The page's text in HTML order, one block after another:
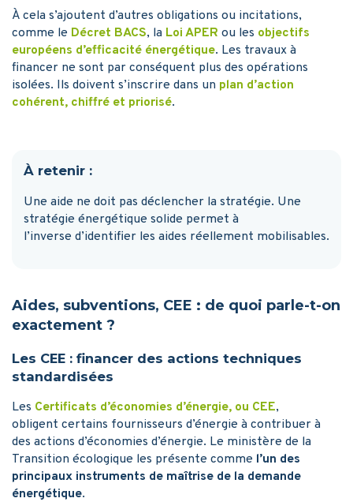
À cela s’ajoutent d’autres obligations ou incitations,
comme le Décret BACS, la Loi APER ou les objectifs
européens d’efficacité énergétique. Les travaux à
financer ne sont par conséquent plus des opérations
isolées. Ils doivent s’inscrire dans un plan d’action
cohérent, chiffré et priorisé.
À retenir :
Une aide ne doit pas déclencher la stratégie. Une
stratégie énergétique solide permet à
l’inverse d’identifier les aides réellement mobilisables.
Aides, subventions, CEE : de quoi parle-t-on
exactement ?
Les CEE : financer des actions techniques
standardisées
Les Certificats d’économies d’énergie, ou CEE,
obligent certains fournisseurs d’énergie à contribuer à
des actions d’économies d’énergie. Le ministère de la
Transition écologique les présente comme l’un des
principaux instruments de maîtrise de la demande
énergétique.